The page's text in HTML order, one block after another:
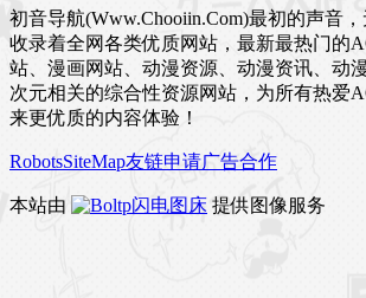
初音导航(Www.Chooiin.Com)最初的声音
收录着全网各类优质网站，最新最热门的
站、漫画网站、动漫资源、动漫资讯、动
次元相关的综合性资源网站，为所有热爱
来更优质的内容体验！
RobotsSiteMap友链申请广告合作
本站由 闪电图床 提供图像服务